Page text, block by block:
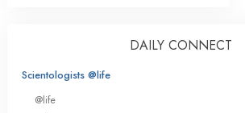
DAILY CONNECT
Scientologists @life
@life